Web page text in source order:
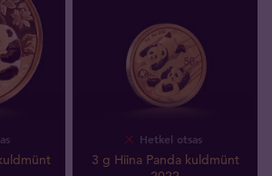
Hetkel otsas
3 g Hiina Panda kuldmünt